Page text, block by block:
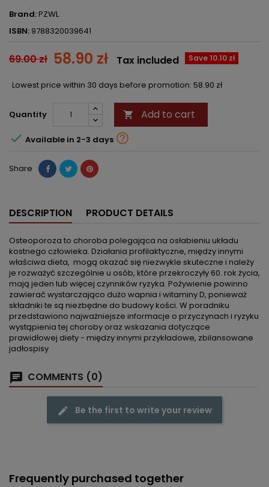
Brand:PZWL
ISBN: 9788320039641
69.00 zł 58.90 zł Save 10.10 zł
Tax included
Lowest price within 30 days before promotion: 58.90 zł
Quantity  Add to cart
 Available in 2-3 days 
Share
DESCRIPTION PRODUCT DETAILS
Osteoporoza to choroba polegająca na osłabieniu układu
kostnego człowieka. Działania profilaktyczne, między innymi
właściwa dieta, mogą okazać się niezwykle skuteczne i należy
je rozważyć szczególnie u osób, które przekroczyły 60. rok życia,
mają jeden lub więcej czynników ryzyka. Pożywienie powinno
zawierać wystarczająco dużo wapnia i witaminy D, ponieważ
składniki te są niezbędne do budowy kości. W poradniku
przedstawiono najważniejsze informacje o przyczynach i ryzyku
wystąpienia tej choroby oraz wskazania dotyczące
prawidłowej diety - między innymi przykładowe, zbilansowane
jadłospisy
COMMENTS (0)
Be the first to write your review
Frequently purchased together